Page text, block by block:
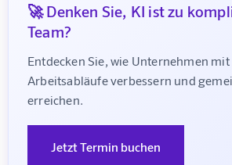
🚀 Denken Sie, KI ist zu
Team?
Entdecken Sie, wie Unternehmen
Arbeitsabläufe verbessern und
erreichen.
Jetzt Termin buchen